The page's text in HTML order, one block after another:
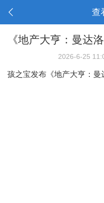
查
《地产大亨：曼达
2026-6-25
孩之宝发布《地产大亨：曼